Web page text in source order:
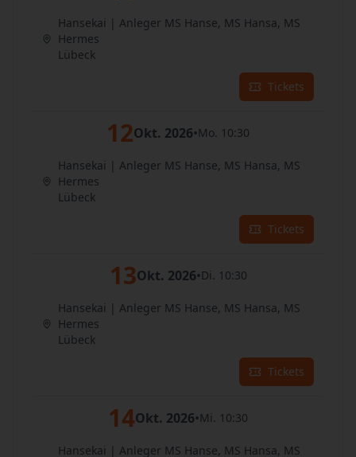
Hansekai | Anleger MS Hanse, MS Hansa, MS
Hermes
Lübeck
Tickets
12Okt. 2026•Mo. 10:30
Hansekai | Anleger MS Hanse, MS Hansa, MS
Hermes
Lübeck
Tickets
13Okt. 2026•Di. 10:30
Hansekai | Anleger MS Hanse, MS Hansa, MS
Hermes
Lübeck
Tickets
14Okt. 2026•Mi. 10:30
Hansekai | Anleger MS Hanse, MS Hansa, MS